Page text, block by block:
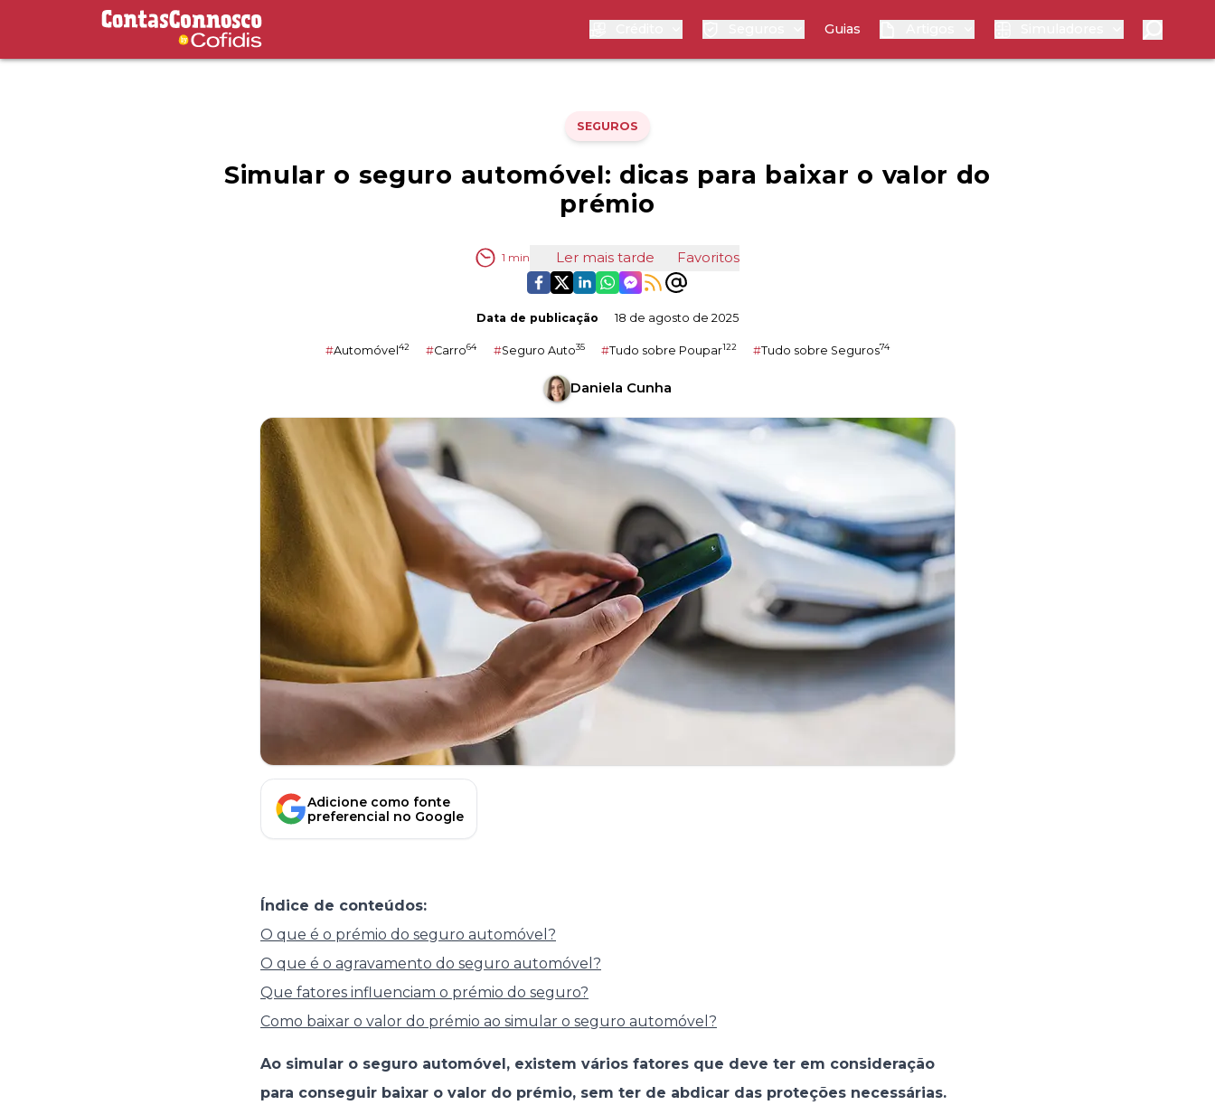
Contas Connosco by Cofidis Guias
SEGUROS
Simular o seguro automóvel: dicas para baixar o valor do
prémio
1 min Ler mais tarde Favoritos
Data de publicação 18 de agosto de 2025
#Automóvel42 #Carro64 #Seguro Auto35 #Tudo sobre Poupar122 #Tudo sobre Seguros74
Daniela Cunha
Adicione como fonte
preferencial no Google
Índice de conteúdos:
O que é o prémio do seguro automóvel?
O que é o agravamento do seguro automóvel?
Que fatores influenciam o prémio do seguro?
Como baixar o valor do prémio ao simular o seguro automóvel?
Ao simular o seguro automóvel, existem vários fatores que deve ter em consideração
para conseguir baixar o valor do prémio, sem ter de abdicar das proteções necessárias.